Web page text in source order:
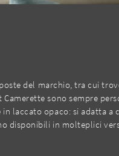
del marchio, tra cui
sono sempre
laccato opaco: si adatta
disponibili in molteplici